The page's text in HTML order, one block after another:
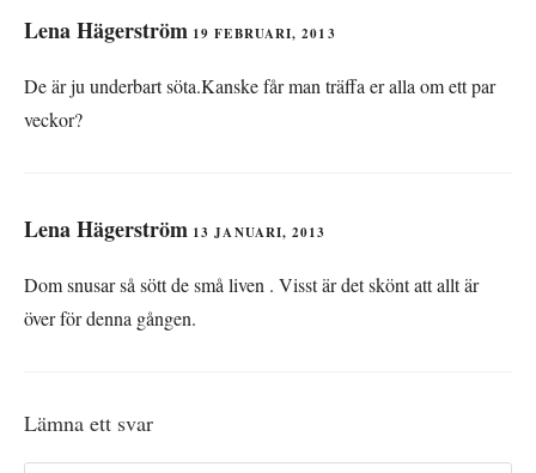
Lena Hägerström 19 FEBRUARI, 2013
De är ju underbart söta.Kanske får man träffa er alla om ett par
veckor?
Lena Hägerström 13 JANUARI, 2013
Dom snusar så sött de små liven . Visst är det skönt att allt är
över för denna gången.
Lämna ett svar